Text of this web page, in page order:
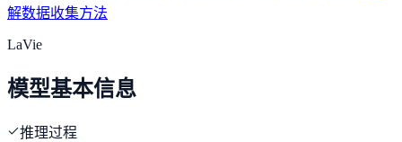
解数据收集方法
LaVie
模型基本信息
推理过程